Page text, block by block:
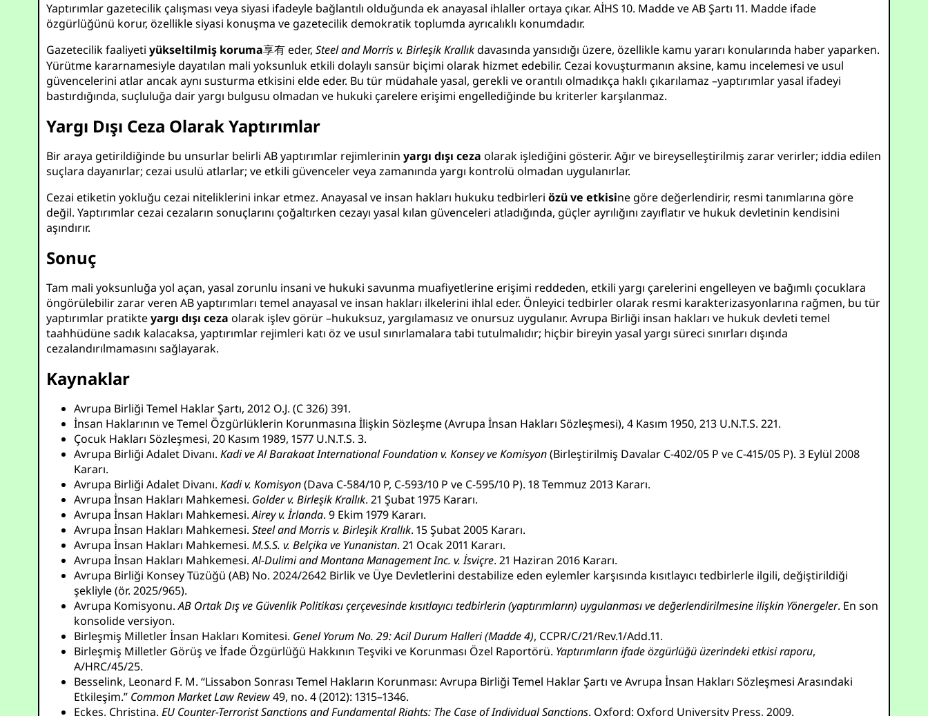
Yaptırımlar gazetecilik çalışması veya siyasi ifadeyle bağlantılı olduğunda ek anayasal ihlaller ortaya çıkar. AİHS 10. Madde ve AB Şartı 11. Madde ifade
özgürlüğünü korur, özellikle siyasi konuşma ve gazetecilik demokratik toplumda ayrıcalıklı konumdadır.
Gazetecilik faaliyetiyükseltilmiş koruma享有 eder,Steel and Morris v. Birleşik Krallıkdavasında yansıdığı üzere, özellikle kamu yararı konularında haber yaparken.
Yürütme kararnamesiyle dayatılan mali yoksunluk etkili dolaylı sansür biçimi olarak hizmet edebilir. Cezai kovuşturmanın aksine, kamu incelemesi ve usul
güvencelerini atlar ancak aynı susturma etkisini elde eder. Bu tür müdahale yasal, gerekli ve orantılı olmadıkça haklı çıkarılamaz –yaptırımlar yasal ifadeyi
bastırdığında, suçluluğa dair yargı bulgusu olmadan ve hukuki çarelere erişimi engellediğinde bu kriterler karşılanmaz.
Yargı Dışı Ceza Olarak Yaptırımlar
Bir araya getirildiğinde bu unsurlar belirli AB yaptırımlar rejimlerininyargı dışı ceza olarak işlediğini gösterir. Ağır ve bireyselleştirilmiş zarar verirler; iddia edilen
suçlara dayanırlar; cezai usulü atlarlar; ve etkili güvenceler veya zamanında yargı kontrolü olmadan uygulanırlar.
Cezai etiketin yokluğu cezai niteliklerini inkar etmez. Anayasal ve insan hakları hukuku tedbirleriözü ve etkisine göre değerlendirir, resmi tanımlarına göre
değil. Yaptırımlar cezai cezaların sonuçlarını çoğaltırken cezayı yasal kılan güvenceleri atladığında, güçler ayrılığını zayıflatır ve hukuk devletinin kendisini
aşındırır.
Sonuç
Tam mali yoksunluğa yol açan, yasal zorunlu insani ve hukuki savunma muafiyetlerine erişimi reddeden, etkili yargı çarelerini engelleyen ve bağımlı çocuklara
öngörülebilir zarar veren AB yaptırımları temel anayasal ve insan hakları ilkelerini ihlal eder. Önleyici tedbirler olarak resmi karakterizasyonlarına rağmen, bu tür
yaptırımlar pratikteyargı dışı ceza olarak işlev görür –hukuksuz, yargılamasız ve onursuz uygulanır. Avrupa Birliği insan hakları ve hukuk devleti temel
taahhüdüne sadık kalacaksa, yaptırımlar rejimleri katı öz ve usul sınırlamalara tabi tutulmalıdır; hiçbir bireyin yasal yargı süreci sınırları dışında
cezalandırılmamasını sağlayarak.
Kaynaklar
Avrupa Birliği Temel Haklar Şartı, 2012 O.J. (C 326) 391.
İnsan Haklarının ve Temel Özgürlüklerin Korunmasına İlişkin Sözleşme (Avrupa İnsan Hakları Sözleşmesi), 4 Kasım 1950, 213 U.N.T.S. 221.
Çocuk Hakları Sözleşmesi, 20 Kasım 1989, 1577 U.N.T.S. 3.
Avrupa Birliği Adalet Divanı.Kadi ve Al Barakaat International Foundation v. Konsey ve Komisyon(Birleştirilmiş Davalar C-402/05 P ve C-415/05 P). 3 Eylül 2008
Kararı.
Avrupa Birliği Adalet Divanı.Kadi v. Komisyon(Dava C-584/10 P, C-593/10 P ve C-595/10 P). 18 Temmuz 2013 Kararı.
Avrupa İnsan Hakları Mahkemesi. Golder v. Birleşik Krallık. 21 Şubat 1975 Kararı.
Avrupa İnsan Hakları Mahkemesi.Airey v. İrlanda. 9 Ekim 1979 Kararı.
Avrupa İnsan Hakları Mahkemesi.Steel and Morris v. Birleşik Krallık. 15 Şubat 2005 Kararı.
Avrupa İnsan Hakları Mahkemesi.M.S.S. v. Belçika ve Yunanistan. 21 Ocak 2011 Kararı.
Avrupa İnsan Hakları Mahkemesi.Al-Dulimi and Montana Management Inc. v. İsviçre. 21 Haziran 2016 Kararı.
Avrupa Birliği Konsey Tüzüğü (AB) No. 2024/2642 Birlik ve Üye Devletlerini destabilize eden eylemler karşısında kısıtlayıcı tedbirlerle ilgili, değiştirildiği
şekliyle (ör. 2025/965).
Avrupa Komisyonu.AB Ortak Dış ve Güvenlik Politikası çerçevesinde kısıtlayıcı tedbirlerin (yaptırımların) uygulanması ve değerlendirilmesine ilişkin Yönergeler. En son
konsolide versiyon.
Birleşmiş Milletler İnsan Hakları Komitesi. Genel Yorum No. 29: Acil Durum Halleri (Madde 4), CCPR/C/21/Rev.1/Add.11.
Birleşmiş Milletler Görüş ve İfade Özgürlüğü Hakkının Teşviki ve Korunması Özel Raportörü. Yaptırımların ifade özgürlüğü üzerindeki etkisi raporu,
A/HRC/45/25.
Besselink, Leonard F. M. “Lissabon Sonrası Temel Hakların Korunması: Avrupa Birliği Temel Haklar Şartı ve Avrupa İnsan Hakları Sözleşmesi Arasındaki
Etkileşim.” Common Market Law Review49, no. 4 (2012): 1315–1346.
Eckes, Christina.EU Counter-Terrorist Sanctions and Fundamental Rights: The Case of Individual Sanctions. Oxford: Oxford University Press, 2009.